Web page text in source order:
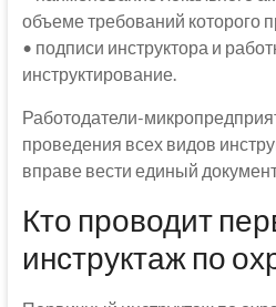
объеме требований которого
• подписи инструктора и
инструктирование.
Работодатели-
проведения всех видов
вправе вести единый
Кто проводит
инструктаж по